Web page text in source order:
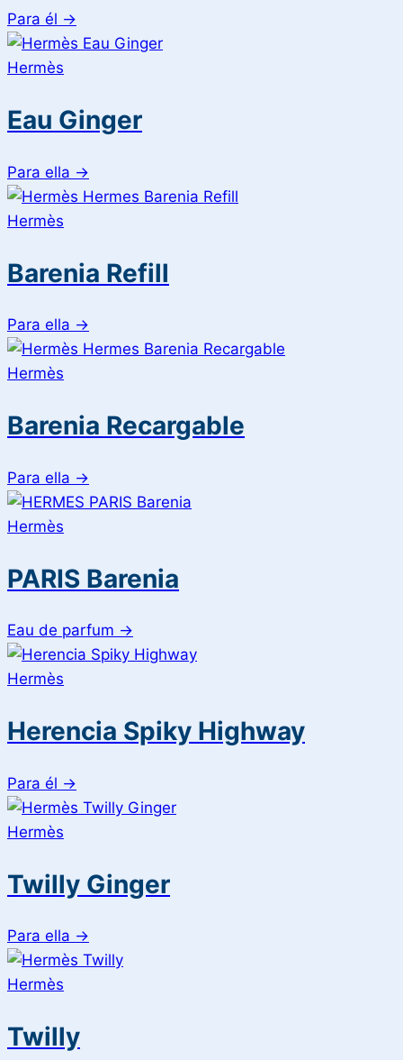
Para él →
Hermès
Eau Ginger
Para ella →
Hermès
Barenia Refill
Para ella →
Hermès
Barenia Recargable
Para ella →
Hermès
PARIS Barenia
Eau de parfum →
Hermès
Herencia Spiky Highway
Para él →
Hermès
Twilly Ginger
Para ella →
Hermès
Twilly